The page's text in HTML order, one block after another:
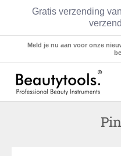
Gratis verzending
Sets Manicure
Meld je nu aan voor onze